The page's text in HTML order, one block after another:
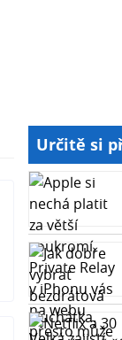
Určitě si